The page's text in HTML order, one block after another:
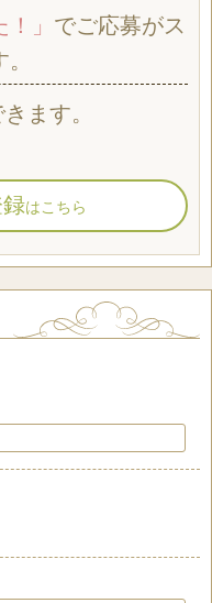
」 でご応募がス
ます。
はこちら